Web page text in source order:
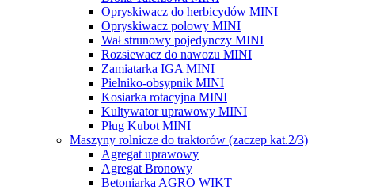
Opryskiwacz do herbicydów MINI
Opryskiwacz polowy MINI
Wał strunowy pojedynczy MINI
Rozsiewacz do nawozu MINI
Zamiatarka IGA MINI
Pielniko-obsypnik MINI
Kosiarka rotacyjna MINI
Kultywator uprawowy MINI
Pług Kubot MINI
Maszyny rolnicze do traktorów (zaczep kat.2/3)
Agregat uprawowy
Agregat Bronowy
Betoniarka AGRO WIKT